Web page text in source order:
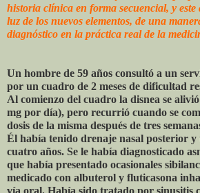
historia clínica en forma secuencial, y
luz de los nuevos elementos, de una
diagnóstico en la práctica real de la
Un hombre de 59 años consultó a un
por un cuadro de 2 meses de dificultad
Al comienzo del cuadro la disnea se
mg por día), pero recurrió cuando se
dosis de la misma después de tres
Él había tenido drenaje nasal posterior
cuatro años. Se le había diagnosticado
que había presentado ocasionales
medicado con albuterol y fluticasona
vía oral. Había sido tratado por sinusitis